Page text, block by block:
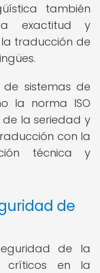
también
exactitud y
traducción de
sistemas de
la norma ISO
de la seriedad y
con la
técnica y
de
de la
críticos en la